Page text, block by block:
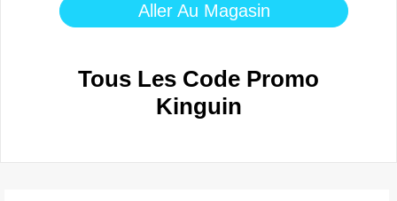
Aller Au Magasin
Tous Les Code Promo
Kinguin